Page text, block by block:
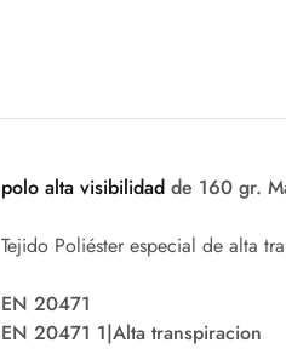
polo alta visibilidad de 160 gr.
Tejido Poliéster especial de alta
EN 20471
EN 20471 1|Alta transpiracion